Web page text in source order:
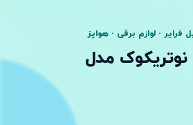
· لوازم برقی · هواپز
لیتری نوتریکوک مدل